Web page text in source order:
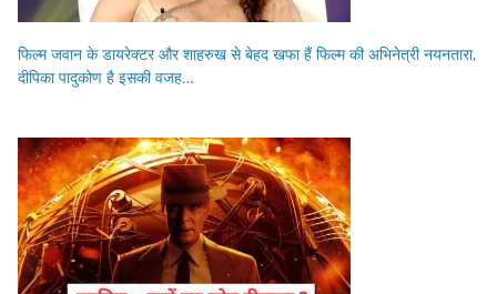
फिल्म जवान के डायरेक्टर और शाहरुख से बेहद खफा हैं फिल्म की अभिनेत्री नयनतारा,
दीपिका पादुकोण है इसकी वजह…